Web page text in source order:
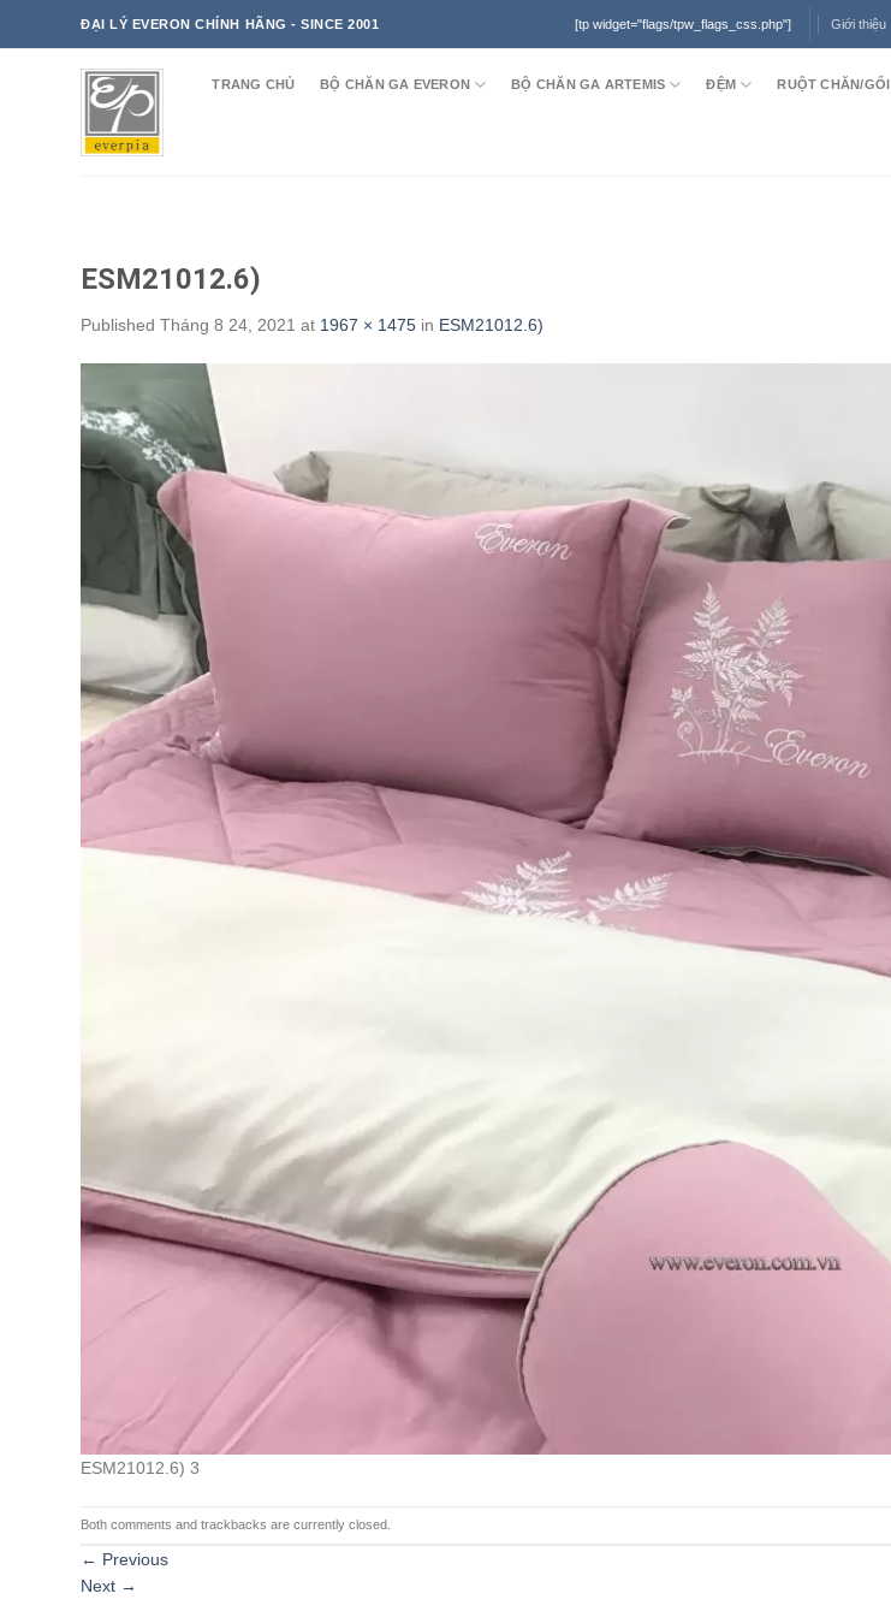
ĐẠI LÝ EVERON CHÍNH HÃNG - SINCE 2001 [tp widget="flags/tpw_flags_css.php"] Giới thiệu
TRANG CHỦ BỘ CHĂN GA EVERON BỘ CHĂN GA ARTEMIS ĐỆM RUỘT CHĂN/GỐI
ESM21012.6)
Published Tháng 8 24, 2021 at 1967 × 1475 in ESM21012.6)
ESM21012.6) 3
Both comments and trackbacks are currently closed.
← Previous
Next →